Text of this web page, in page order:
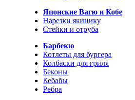
Японские Вагю и Кобе
Нарезки якинику
Стейки и отруба
Барбекю
Котлеты для бургера
Колбаски для гриля
Беконы
Кебабы
Ребра